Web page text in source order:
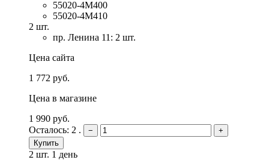
55020-4M400
55020-4M410
2 шт.
пр. Ленина 11: 2 шт.
Цена сайта
1 772 руб.
Цена в магазине
1 990 руб.
Осталось: 2 .
−
+
Купить
2 шт. 1 день